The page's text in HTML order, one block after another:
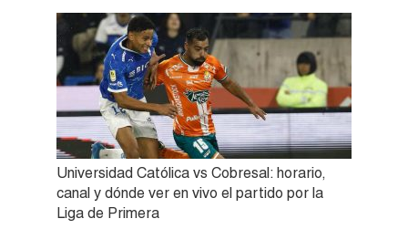
Universidad Católica vs Cobresal: horario,
canal y dónde ver en vivo el partido por la
Liga de Primera